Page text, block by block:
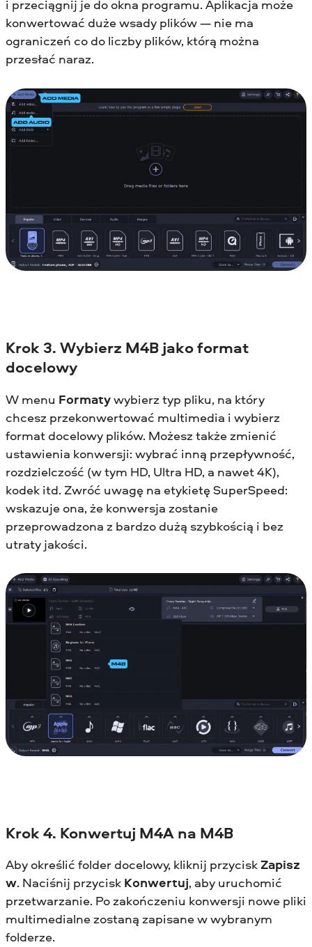
i przeciągnij je do okna programu. Aplikacja może
konwertować duże wsady plików — nie ma
ograniczeń co do liczby plików, którą można
przesłać naraz.
Krok 3. Wybierz M4B jako format
docelowy
W menu Formatywybierz typ pliku, na który
chcesz przekonwertować multimedia i wybierz
format docelowy plików. Możesz także zmienić
ustawienia konwersji: wybrać inną przepływność,
rozdzielczość (w tym HD, Ultra HD, a nawet 4K),
kodek itd. Zwróć uwagę na etykietę SuperSpeed:
wskazuje ona, że konwersja zostanie
przeprowadzona z bardzo dużą szybkością i bez
utraty jakości.
Krok 4. Konwertuj M4A na M4B
Aby określić folder docelowy, kliknij przycisk Zapisz
w. Naciśnij przycisk Konwertuj, aby uruchomić
przetwarzanie. Po zakończeniu konwersji nowe pliki
multimedialne zostaną zapisane w wybranym
folderze.